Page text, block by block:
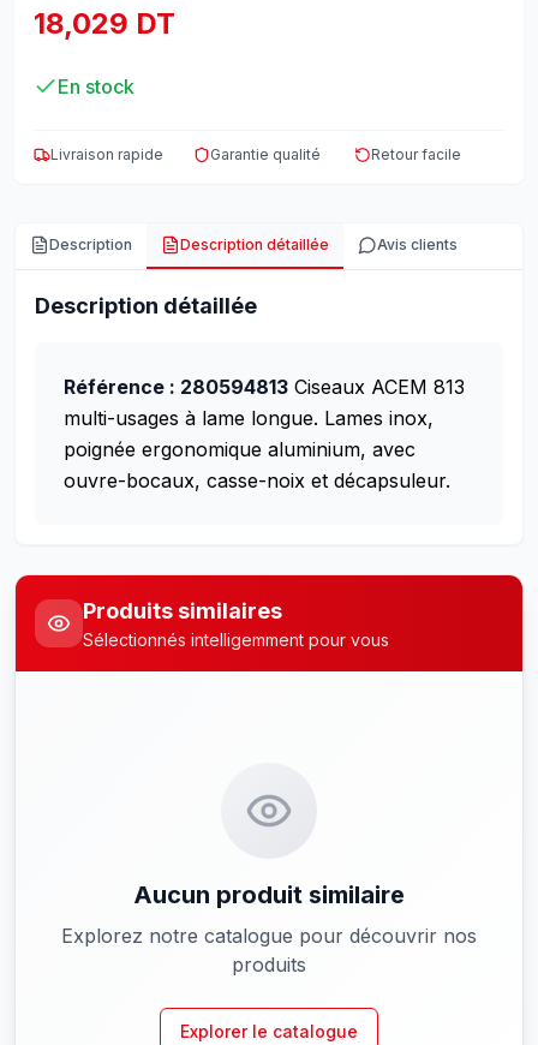
18,029 DT
En stock
Livraison rapide Garantie qualité Retour facile
Description Description détaillée Avis clients
Description détaillée
Référence : 280594813 Ciseaux ACEM 813
multi-usages à lame longue. Lames inox,
poignée ergonomique aluminium, avec
ouvre-bocaux, casse-noix et décapsuleur.
Produits similaires
Sélectionnés intelligemment pour vous
Aucun produit similaire
Explorez notre catalogue pour découvrir nos
produits
Explorer le catalogue